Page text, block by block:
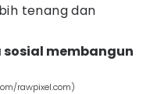
tenang dan
membangun
rawpixel.com)